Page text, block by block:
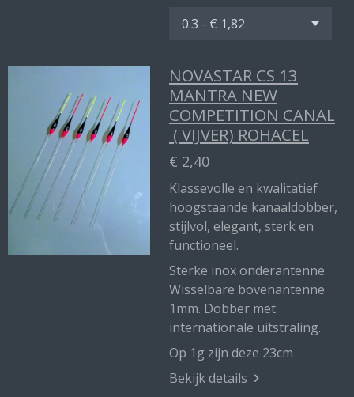
NOVASTAR CS 13
MANTRA NEW
COMPETITION CANAL
( VIJVER) ROHACEL
€ 2,40
Klassevolle en kwalitatief
hoogstaande kanaaldobber,
stijlvol, elegant, sterk en
functioneel.
Sterke inox onderantenne.
Wisselbare bovenantenne
1mm. Dobber met
internationale uitstraling.
Op 1g zijn deze 23cm
Bekijk details